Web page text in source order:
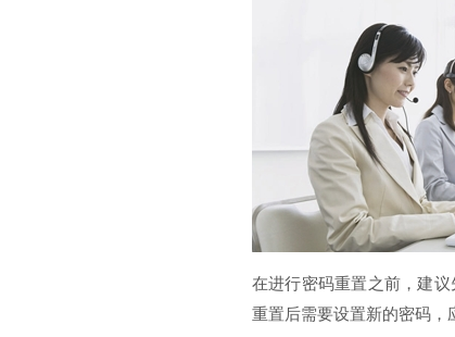
在进行密码重置之前，建
重置后需要设置新的密码，